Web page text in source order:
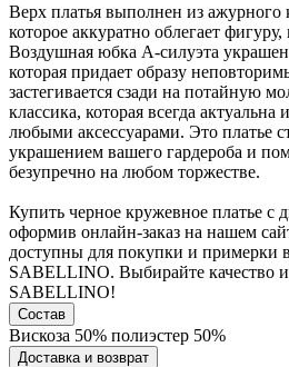
Верх платья выполнен из ажурного
которое аккуратно облегает
Воздушная юбка А-силуэта
которая придает образу
застегивается сзади на потайную
классика, которая всегда актуальна
любыми аксессуарами. Это платье
украшением вашего гардероба и
безупречно на любом торжестве.
Купить черное кружевное платье
оформив онлайн-заказ на нашем
доступны для покупки и примерки
SABELLINO. Выбирайте качество и
SABELLINO!
Состав
Вискоза 50% полиэстер 50%
Доставка и возврат